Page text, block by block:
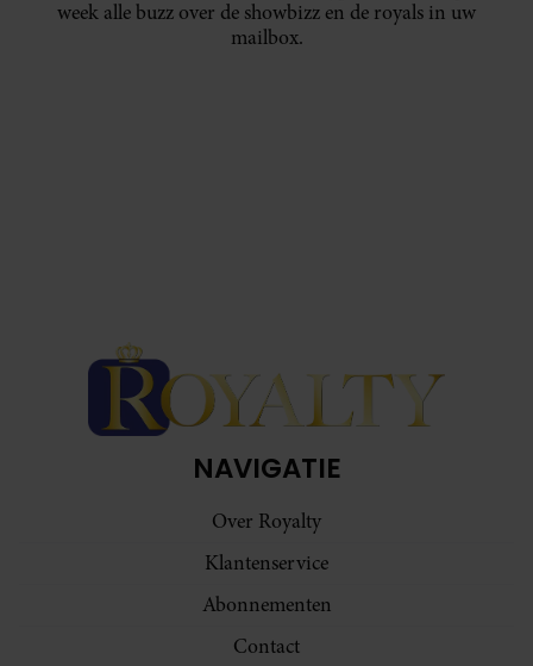
week alle buzz over de showbizz en de royals in uw
mailbox.
NAVIGATIE
Over Royalty
Klantenservice
Abonnementen
Contact